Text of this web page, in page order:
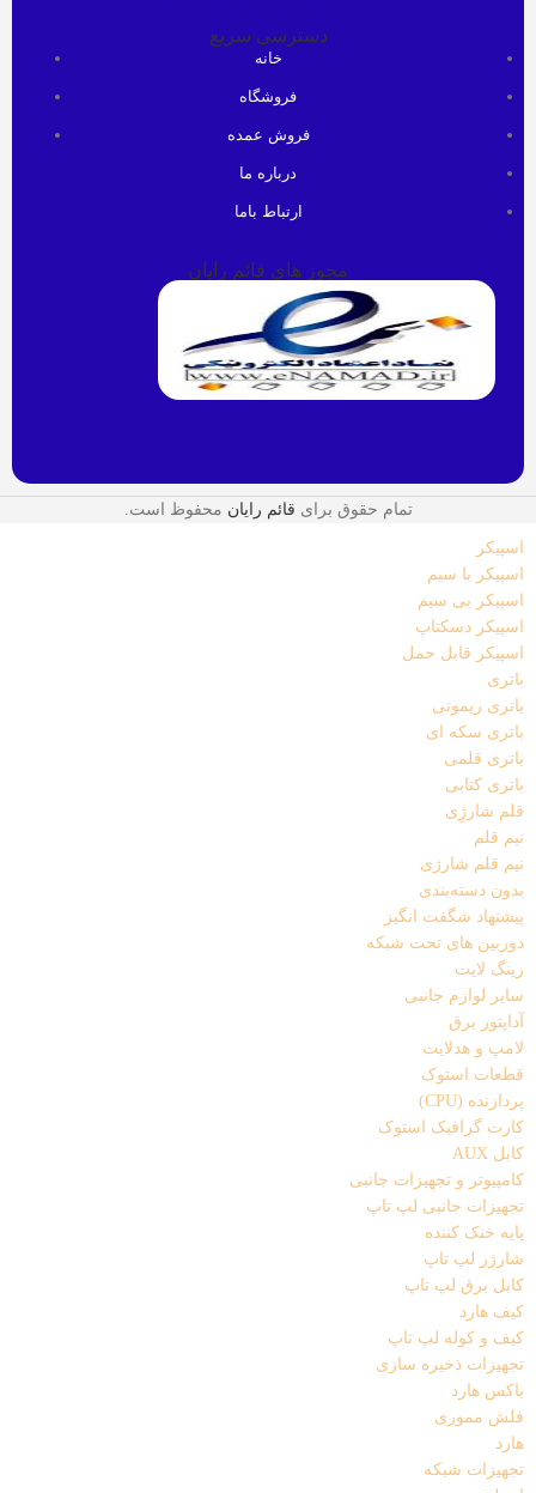
دسترسی سریع
خانه
فروشگاه
فروش عمده
درباره ما
ارتباط باما
مجوز های قائم رایان
تمام حقوق برای قائم رایان محفوظ است.
اسپیکر
اسپیکر با سیم
اسپیکر بی سیم
اسپیکر دسکتاپ
اسپیکر قابل حمل
باتری
باتری ریموتی
باتری سکه ای
باتری قلمی
باتری کتابی
قلم شارژِی
نیم قلم
نیم قلم شارژی
بدون دسته‌بندی
پیشنهاد شگفت انگیز
دوربین های تحت شبکه
رینگ لایت
سایر لوازم جانبی
آداپتور برق
لامپ و هدلایت
قطعات استوک
پردازنده (CPU)
کارت گرافیک استوک
کابل AUX
کامپیوتر و تجهیزات جانبی
تجهیزات جانبی لپ تاپ
پایه خنک کننده
شارژر لپ تاپ
کابل برق لپ تاپ
کیف هارد
کیف و کوله لپ تاپ
تجهیزات ذخیره سازی
باکس هارد
فلش مموری
هارد
تجهیزات شبکه